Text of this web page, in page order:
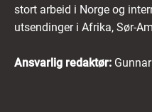
stort arbeid i Norge og
utsendinger i Afrika, Sør-
Ansvarlig redaktør: